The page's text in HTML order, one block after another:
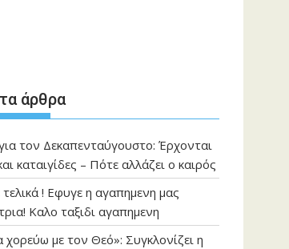
άρθρα
τον Δεκαπενταύγουστο: Έρχονται
καταιγίδες – Πότε αλλάζει ο καιρός
! Εφυγε η αγαπημενη μας
Καλο ταξιδι αγαπημενη
χορεύω με τον Θεό»: Συγκλονίζει η